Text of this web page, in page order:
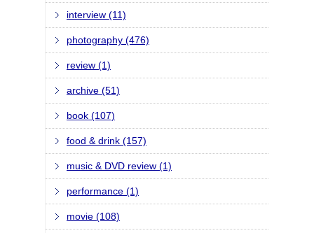
interview (11)
photography (476)
review (1)
archive (51)
book (107)
food & drink (157)
music & DVD review (1)
performance (1)
movie (108)